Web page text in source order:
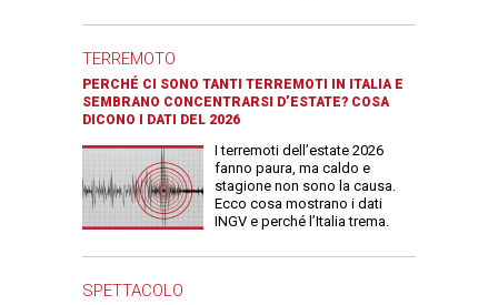
TERREMOTO
PERCHÉ CI SONO TANTI TERREMOTI IN ITALIA E
SEMBRANO CONCENTRARSI D’ESTATE? COSA
DICONO I DATI DEL 2026
I terremoti dell’estate 2026
fanno paura, ma caldo e
stagione non sono la causa.
Ecco cosa mostrano i dati
INGV e perché l’Italia trema.
SPETTACOLO